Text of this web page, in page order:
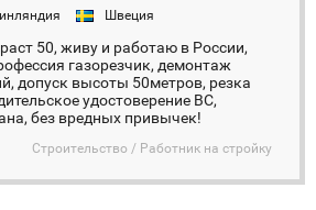
Швеция
50, живу и работаю в России,
газорезчик, демонтаж
допуск высоты 50метров, резка
удостоверение ВС,
без вредных привычек!
Строительство / Работник на стройку